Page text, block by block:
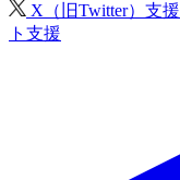
X（旧Twitter）支援
ト支援